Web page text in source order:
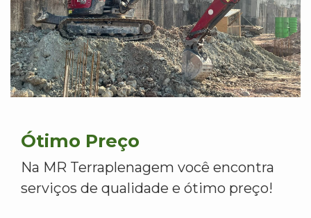
Ótimo Preço
Na MR Terraplenagem você encontra
serviços de qualidade e ótimo preço!